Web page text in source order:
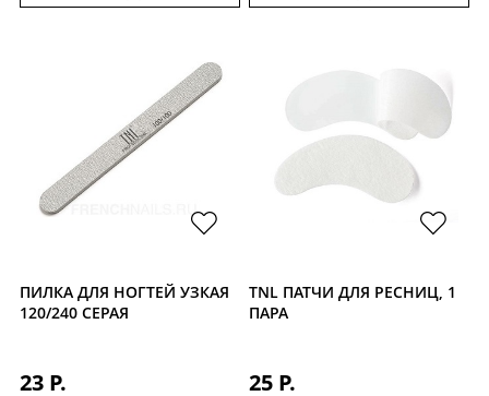
ПИЛКА ДЛЯ НОГТЕЙ УЗКАЯ
120/240 СЕРАЯ
23 Р.
TNL ПАТЧИ ДЛЯ РЕСНИЦ, 1
ПАРА
25 Р.